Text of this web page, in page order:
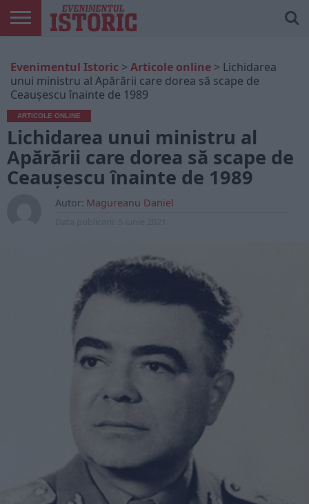
ONLINE
EDIȚII
TIPĂRITE
ISTORIC
PLAY
CONTUL
MEU
Evenimentul Istoric > Articole online > Lichidarea
unui ministru al Apărării care dorea să scape de
Ceauşescu înainte de 1989
ARTICOLE ONLINE
Lichidarea unui ministru al
Apărării care dorea să scape de
Ceauşescu înainte de 1989
Autor: Magureanu Daniel